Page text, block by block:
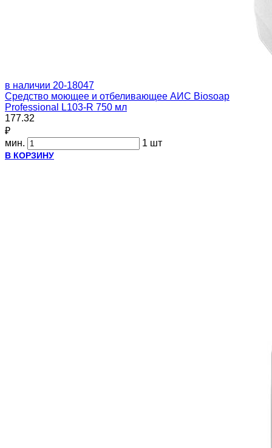
в наличии 20-18047
Средство моющее и отбеливающее АИС Biosoap
Professional L103-R 750 мл
177.32
₽
мин.
1 шт
В КОРЗИНУ